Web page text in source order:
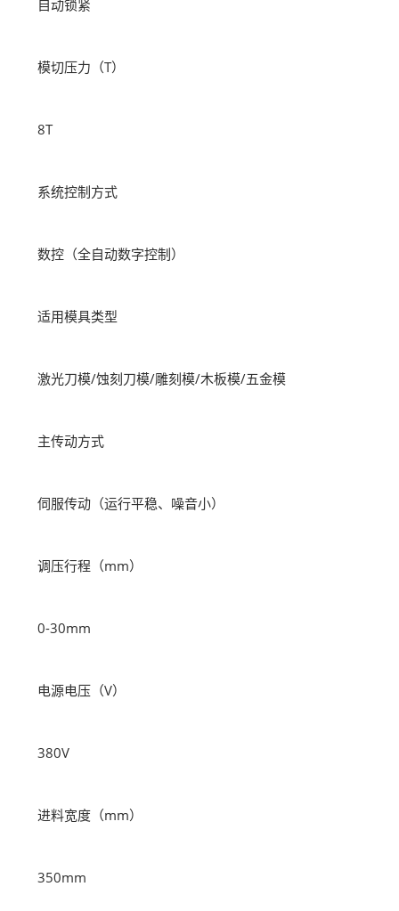
自动锁紧
模切压力（T）
8T
系统控制方式
数控（全自动数字控制）
适用模具类型
激光刀模/蚀刻刀模/雕刻模/木板模/五金模
主传动方式
伺服传动（运行平稳、噪音小）
调压行程（mm）
0-30mm
电源电压（V）
380V
进料宽度（mm）
350mm